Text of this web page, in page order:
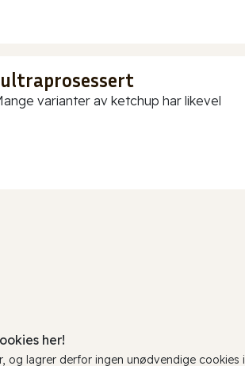
ultraprosessert
varianter av ketchup har likevel
her!
og lagrer derfor ingen unødvendige cookies i